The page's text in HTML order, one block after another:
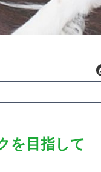
を目指して